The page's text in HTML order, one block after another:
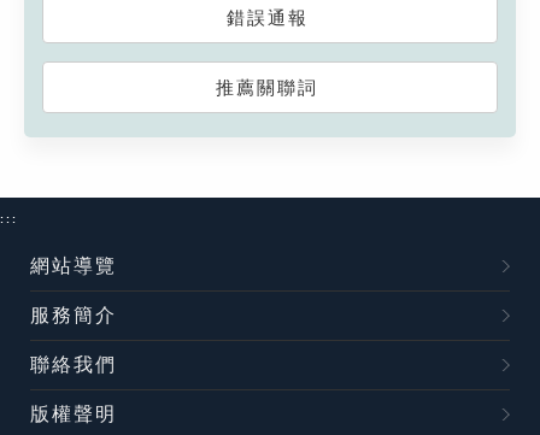
錯誤通報
推薦關聯詞
:::
網站導覽
服務簡介
聯絡我們
版權聲明